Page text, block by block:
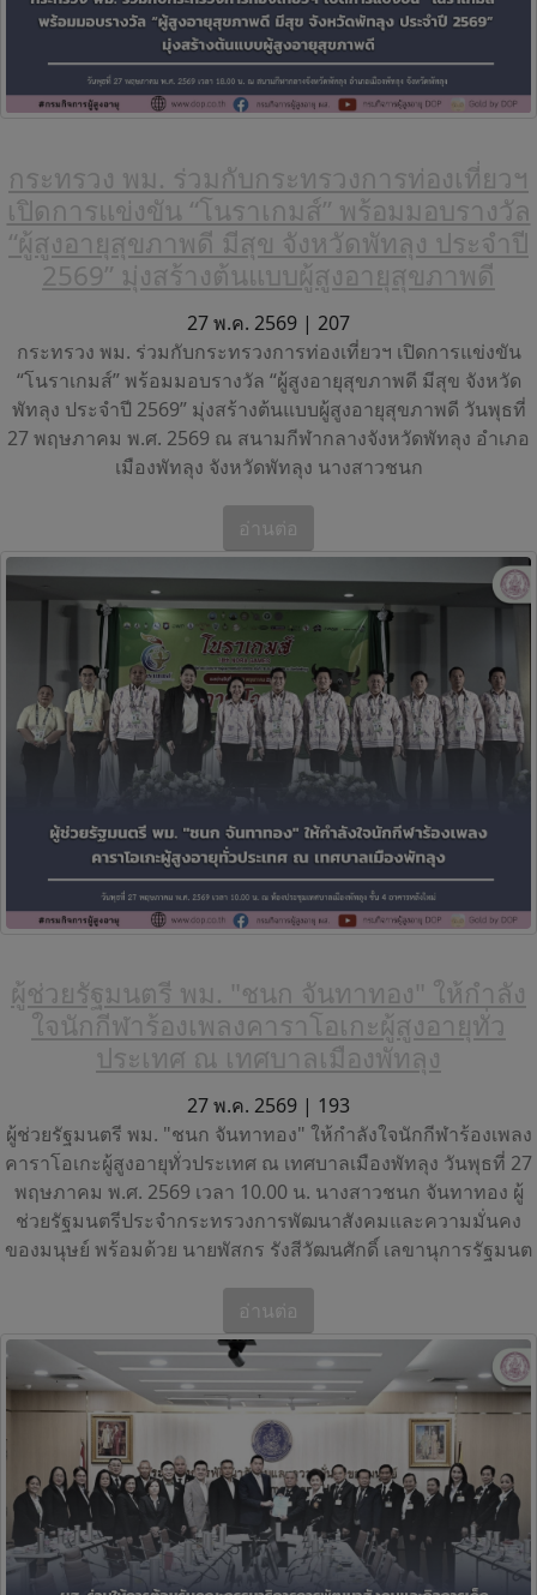
กระทรวง พม. ร่วมกับกระทรวงการท่องเที่ยวฯ
เปิดการแข่งขัน “โนราเกมส์” พร้อมมอบรางวัล
“ผู้สูงอายุสุขภาพดี มีสุข จังหวัดพัทลุง ประจำปี
2569” มุ่งสร้างต้นแบบผู้สูงอายุสุขภาพดี
27 พ.ค. 2569 | 207
กระทรวง พม. ร่วมกับกระทรวงการท่องเที่ยวฯ เปิดการแข่งขัน
“โนราเกมส์” พร้อมมอบรางวัล “ผู้สูงอายุสุขภาพดี มีสุข จังหวัด
พัทลุง ประจำปี 2569” มุ่งสร้างต้นแบบผู้สูงอายุสุขภาพดี วันพุธที่
27 พฤษภาคม พ.ศ. 2569 ณ สนามกีฬากลางจังหวัดพัทลุง อำเภอ
เมืองพัทลุง จังหวัดพัทลุง นางสาวชนก
อ่านต่อ
ผู้ช่วยรัฐมนตรี พม. "ชนก จันทาทอง" ให้กำลัง
ใจนักกีฬาร้องเพลงคาราโอเกะผู้สูงอายุทั่ว
ประเทศ ณ เทศบาลเมืองพัทลุง
27 พ.ค. 2569 | 193
ผู้ช่วยรัฐมนตรี พม. "ชนก จันทาทอง" ให้กำลังใจนักกีฬาร้องเพลง
คาราโอเกะผู้สูงอายุทั่วประเทศ ณ เทศบาลเมืองพัทลุง วันพุธที่ 27
พฤษภาคม พ.ศ. 2569 เวลา 10.00 น. นางสาวชนก จันทาทอง ผู้
ช่วยรัฐมนตรีประจำกระทรวงการพัฒนาสังคมและความมั่นคง
ของมนุษย์ พร้อมด้วย นายพัสกร รังสีวัฒนศักดิ์ เลขานุการรัฐมนต
อ่านต่อ